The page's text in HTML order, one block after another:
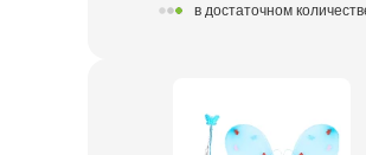
в достаточном